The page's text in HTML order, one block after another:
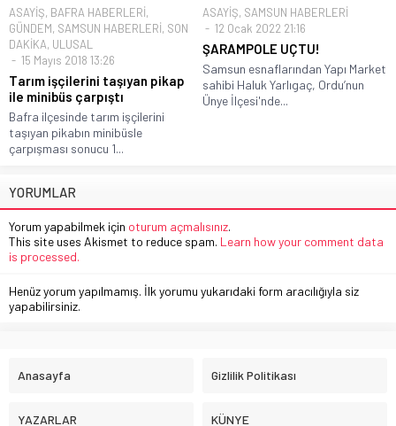
ASAYİŞ, BAFRA HABERLERİ,
GÜNDEM, SAMSUN HABERLERİ, SON
DAKİKA, ULUSAL
15 Mayıs 2018 13:26
Tarım işçilerini taşıyan pikap
ile minibüs çarpıştı
Bafra ilçesinde tarım işçilerini
taşıyan pikabın minibüsle
çarpışması sonucu 1...
ASAYİŞ, SAMSUN HABERLERİ
12 Ocak 2022 21:16
ŞARAMPOLE UÇTU!
Samsun esnaflarından Yapı Market
sahibi Haluk Yarlıgaç, Ordu’nun
Ünye İlçesi'nde...
YORUMLAR
Yorum yapabilmek için oturum açmalısınız.
This site uses Akismet to reduce spam. Learn how your comment data
is processed.
Henüz yorum yapılmamış. İlk yorumu yukarıdaki form aracılığıyla siz
yapabilirsiniz.
Anasayfa Gizlilik Politikası
YAZARLAR KÜNYE